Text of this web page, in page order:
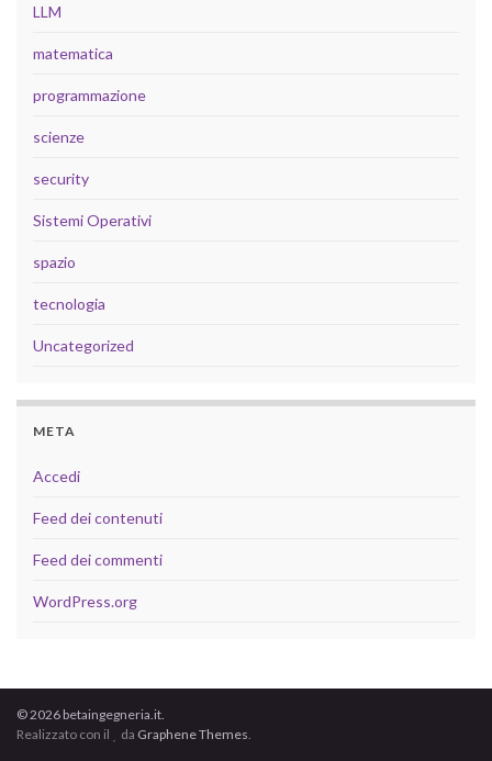
LLM
matematica
programmazione
scienze
security
Sistemi Operativi
spazio
tecnologia
Uncategorized
META
Accedi
Feed dei contenuti
Feed dei commenti
WordPress.org
© 2026 betaingegneria.it.
Realizzato con il
da Graphene Themes